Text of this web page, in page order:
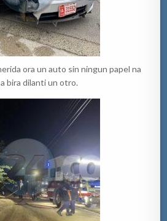
ora un auto sin ningun papel na
bira dilanti un otro.